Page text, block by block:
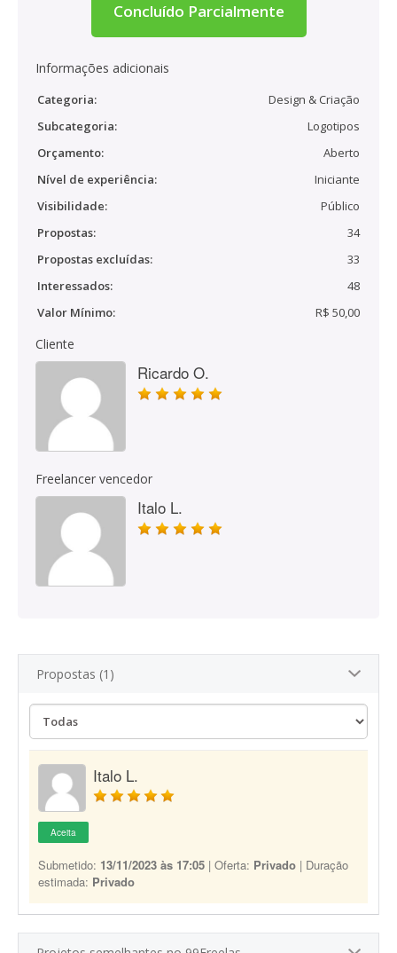
Concluído Parcialmente
Informações adicionais
Categoria:
Design & Criação
Subcategoria:
Logotipos
Orçamento:
Aberto
Nível de experiência:
Iniciante
Visibilidade:
Público
Propostas:
34
Propostas excluídas:
33
Interessados:
48
Valor Mínimo:
R$ 50,00
Cliente
Ricardo O.
Freelancer vencedor
Italo L.
Propostas (1)
Italo L.
Aceita
Submetido: 13/11/2023 às 17:05 | Oferta: Privado | Duração
estimada: Privado